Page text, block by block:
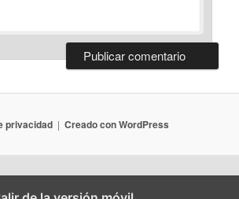
privacidad Creado con WordPress